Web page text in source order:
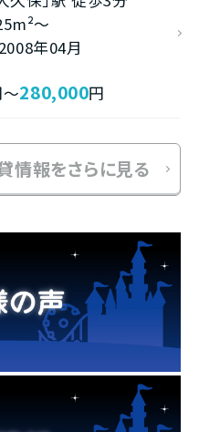
～
年04月
280,000円
情報をさらに見る